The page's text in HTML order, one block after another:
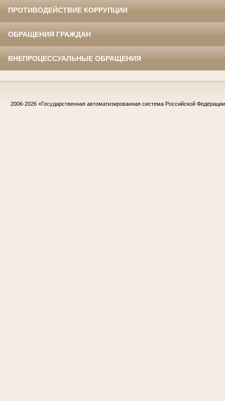
ПРОТИВОДЕЙСТВИЕ КОРРУПЦИИ
ОБРАЩЕНИЯ ГРАЖДАН
ВНЕПРОЦЕССУАЛЬНЫЕ ОБРАЩЕНИЯ
2006-2026 «Государственная автоматизированная система Российской